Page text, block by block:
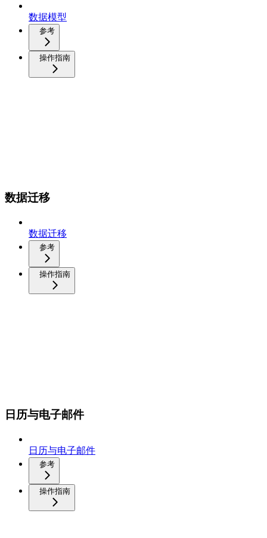
数据模型
参考
操作指南
数据迁移
数据迁移
参考
操作指南
日历与电子邮件
日历与电子邮件
参考
操作指南